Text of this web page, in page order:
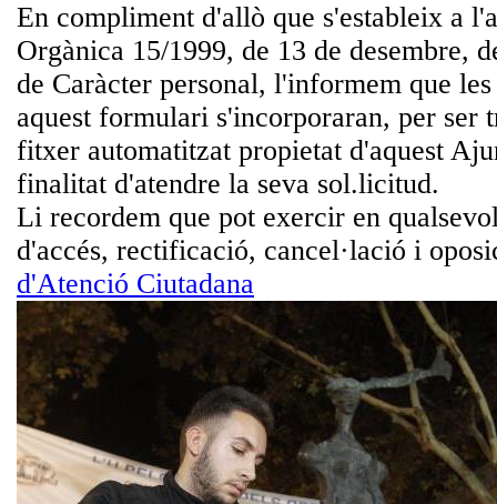
En compliment d'allò que s'estableix a
Orgànica 15/1999, de 13 de desembre,
de Caràcter personal, l'informem que
aquest formulari s'incorporaran, per ser
fitxer automatitzat propietat d'aquest
finalitat d'atendre la seva sol.licitud.
Li recordem que pot exercir en
d'accés, rectificació, cancel·lació i
d'Atenció Ciutadana